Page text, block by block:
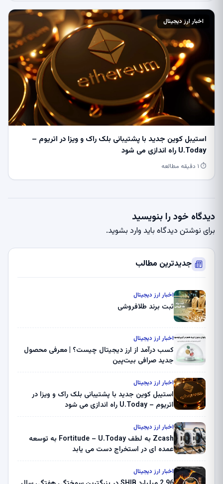
اخبار ارز دیجیتال
استیبل کوین جدید با پشتیبانی بلک راک و ویزا در اتریوم –
U.Today راه اندازی می شود
⏱ ۱ دقیقه مطالعه
دیدگاه خود را بنویسید
برای نوشتن دیدگاه باید وارد بشوید.
جدیدترین مطالب
اخبار ارز دیجیتال
ثبت برند طلافروشی
اخبار ارز دیجیتال
کسب درآمد از ارز دیجیتال چیست؟ | معرفی محصول
جدید صرافی بیت‌پین
اخبار ارز دیجیتال
استیبل کوین جدید با پشتیبانی بلک راک و ویزا در
اتریوم – U.Today راه اندازی می شود
اخبار ارز دیجیتال
Zcash به لطف Fortitude – U.Today به توسعه
عمده ای در استخراج دست می یابد
اخبار ارز دیجیتال